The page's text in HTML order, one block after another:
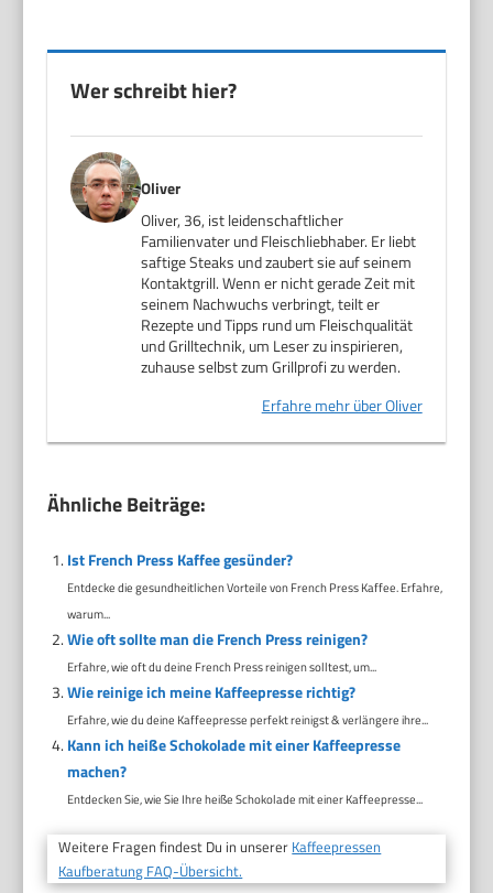
Wer schreibt hier?
Oliver
Oliver, 36, ist leidenschaftlicher
Familienvater und Fleischliebhaber. Er liebt
saftige Steaks und zaubert sie auf seinem
Kontaktgrill. Wenn er nicht gerade Zeit mit
seinem Nachwuchs verbringt, teilt er
Rezepte und Tipps rund um Fleischqualität
und Grilltechnik, um Leser zu inspirieren,
zuhause selbst zum Grillprofi zu werden.
Erfahre mehr über Oliver
Ähnliche Beiträge:
Ist French Press Kaffee gesünder?
Entdecke die gesundheitlichen Vorteile von French Press Kaffee. Erfahre,
warum...
Wie oft sollte man die French Press reinigen?
Erfahre, wie oft du deine French Press reinigen solltest, um...
Wie reinige ich meine Kaffeepresse richtig?
Erfahre, wie du deine Kaffeepresse perfekt reinigst & verlängere ihre...
Kann ich heiße Schokolade mit einer Kaffeepresse
machen?
Entdecken Sie, wie Sie Ihre heiße Schokolade mit einer Kaffeepresse...
Weitere Fragen findest Du in unserer Kaffeepressen
Kaufberatung FAQ-Übersicht.